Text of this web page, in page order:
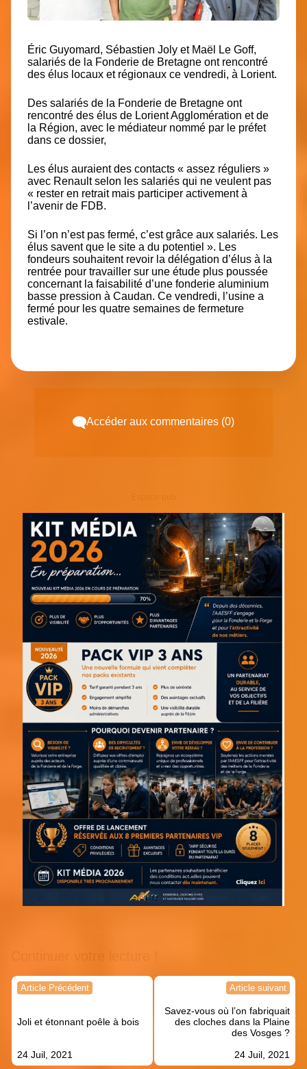
Éric Guyomard, Sébastien Joly et Maël Le Goff,
salariés de la Fonderie de Bretagne ont rencontré
des élus locaux et régionaux ce vendredi, à Lorient.
Des salariés de la Fonderie de Bretagne ont
rencontré des élus de Lorient Agglomération et de
la Région, avec le médiateur nommé par le préfet
dans ce dossier,
Les élus auraient des contacts « assez réguliers »
avec Renault selon les salariés qui ne veulent pas
« rester en retrait mais participer activement à
l’avenir de FDB.
Si l’on n’est pas fermé, c’est grâce aux salariés. Les
élus savent que le site a du potentiel ». Les
fondeurs souhaitent revoir la délégation d’élus à la
rentrée pour travailler sur une étude plus poussée
concernant la faisabilité d’une fonderie aluminium
basse pression à Caudan. Ce vendredi, l’usine a
fermé pour les quatre semaines de fermeture
estivale.
Accéder aux commentaires (0)
Navigation
l’article
Article Précédent
Joli et étonnant poêle à bois
24 Juil, 2021
Article suivant
Savez-vous où l’on fabriquait
des cloches dans la Plaine
des Vosges ?
24 Juil, 2021